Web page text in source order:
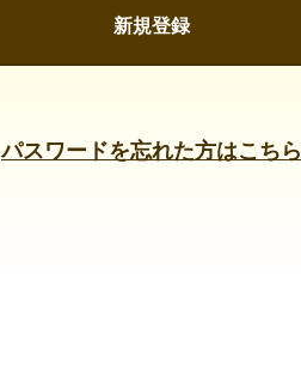
新規登録
パスワードを忘れた方はこちら